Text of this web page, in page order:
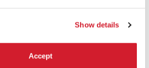
Show details
Accept